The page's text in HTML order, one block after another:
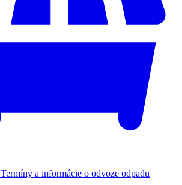
Termíny a informácie o odvoze odpadu